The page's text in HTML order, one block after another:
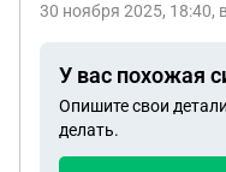
Ташкенте, в
откажут мне?
30 ноября 2025, 18:40,
У вас похожая
Опишите свои
делать.